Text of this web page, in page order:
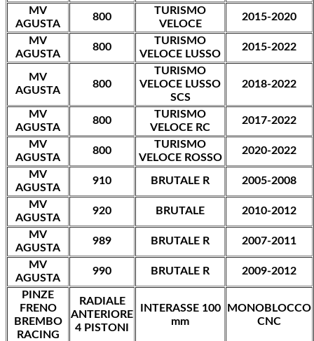
MV
AGUSTA
800
TURISMO
VELOCE
2015-2020
MV
AGUSTA
800
TURISMO
VELOCE LUSSO
2015-2022
MV
AGUSTA
800
TURISMO
VELOCE LUSSO
SCS
2018-2022
MV
AGUSTA
800
TURISMO
VELOCE RC
2017-2022
MV
AGUSTA
800
TURISMO
VELOCE ROSSO
2020-2022
MV
AGUSTA
910 BRUTALE R 2005-2008
MV
AGUSTA
920 BRUTALE 2010-2012
MV
AGUSTA
989 BRUTALE R 2007-2011
MV
AGUSTA
990 BRUTALE R 2009-2012
PINZE
FRENO
BREMBO
RACING
RADIALE
ANTERIORE
4 PISTONI
INTERASSE 100
mm
MONOBLOCCO
CNC